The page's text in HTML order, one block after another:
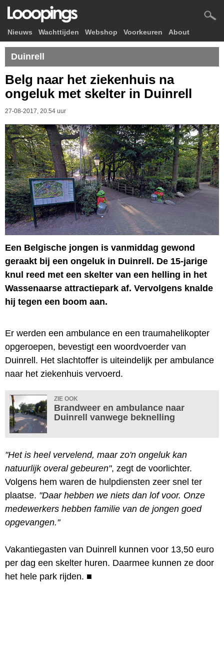
Nieuws Wachttijden Webshop Voorkeuren About
Duinrell
Belg naar het ziekenhuis na
ongeluk met skelter in Duinrell
27-08-2017, 20.54 uur
Een Belgische jongen is vanmiddag gewond
geraakt bij een ongeluk in Duinrell. De 15-jarige
knul reed met een skelter van een helling in het
Wassenaarse attractiepark af. Vervolgens knalde
hij tegen een boom aan.
Er werden een ambulance en een traumahelikopter
opgeroepen, bevestigt een woordvoerder van
Duinrell. Het slachtoffer is uiteindelijk per ambulance
naar het ziekenhuis vervoerd.
ZIE OOK
Brandweer en ambulance naar
Duinrell vanwege beknelling
"Het is heel vervelend, maar zo'n ongeluk kan
natuurlijk overal gebeuren", zegt de voorlichter.
Volgens hem waren de hulpdiensten zeer snel ter
plaatse. "Daar hebben we niets dan lof voor. Onze
medewerkers hebben familie van de jongen goed
opgevangen."
Vakantiegasten van Duinrell kunnen voor 13,50 euro
per dag een skelter huren. Daarmee kunnen ze door
het hele park rijden. ■